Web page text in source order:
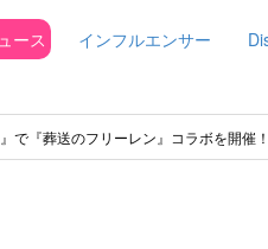
ース インフルエンサー
』で『葬送のフリーレン』コラボを開催